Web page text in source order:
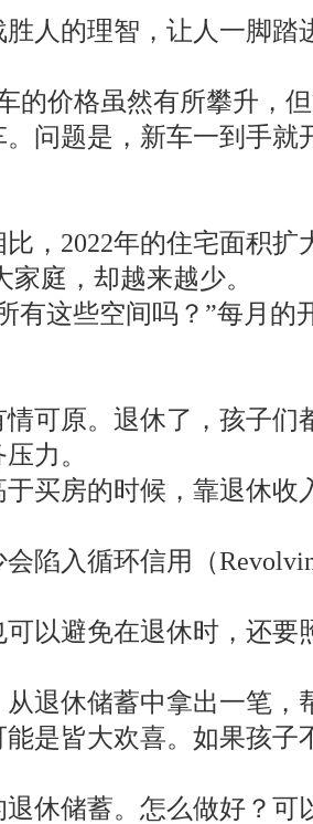
人的理智，让人一脚
价格虽然有所攀升，但
问题是，新车一到手就
，2022年的住宅面积扩
庭，却越来越少。
这些空间吗？”每月的
可原。退休了，孩子们
力。
买房的时候，靠退休收
陷入循环信用（
以避免在退休时，还要
退休储蓄中拿出一笔，
是皆大欢喜。如果孩子
休储蓄。怎么做好？可